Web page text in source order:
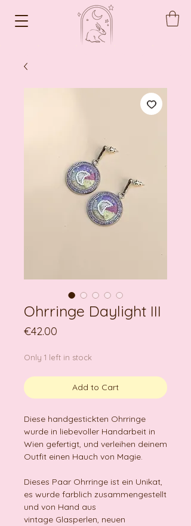
Ohrringe Daylight III
€42.00
Only 1 left in stock
Add to Cart
Diese handgestickten Ohrringe
wurde in liebevoller Handarbeit in
Wien gefertigt, und verleihen deinem
Outfit einen Hauch von Magie.
Dieses Paar Ohrringe ist ein Unikat,
es wurde farblich zusammengestellt
und von Hand aus
vintage Glasperlen, neuen